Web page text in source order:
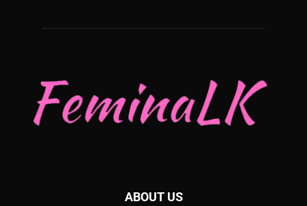
ABOUT US